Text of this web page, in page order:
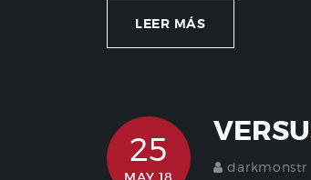
LEER MÁS
25 darkmonstr